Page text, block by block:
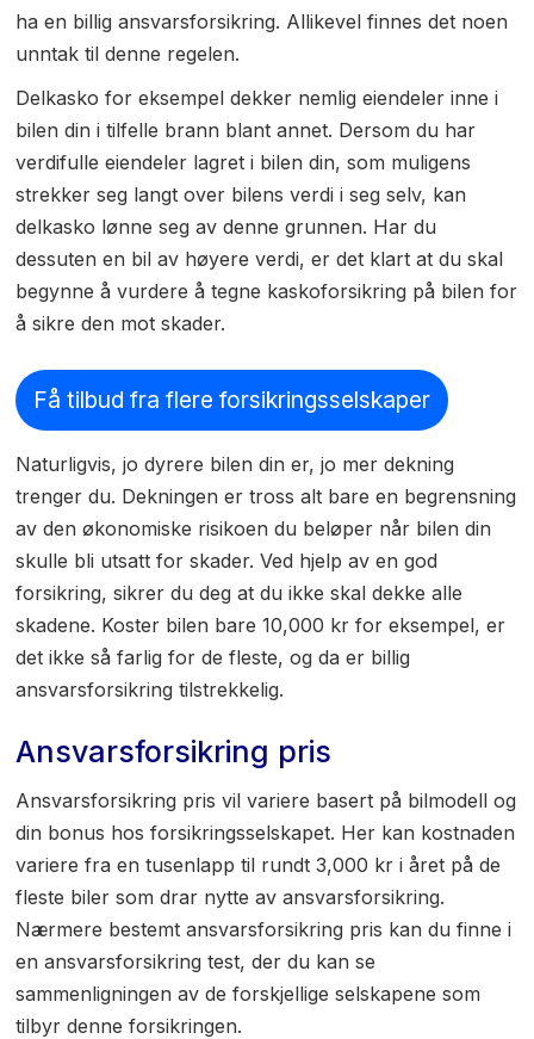
ha en billig ansvarsforsikring. Allikevel finnes det noen
unntak til denne regelen.
Delkasko for eksempel dekker nemlig eiendeler inne i
bilen din i tilfelle brann blant annet. Dersom du har
verdifulle eiendeler lagret i bilen din, som muligens
strekker seg langt over bilens verdi i seg selv, kan
delkasko lønne seg av denne grunnen. Har du
dessuten en bil av høyere verdi, er det klart at du skal
begynne å vurdere å tegne kaskoforsikring på bilen for
å sikre den mot skader.
Få tilbud fra flere forsikringsselskaper
Naturligvis, jo dyrere bilen din er, jo mer dekning
trenger du. Dekningen er tross alt bare en begrensning
av den økonomiske risikoen du beløper når bilen din
skulle bli utsatt for skader. Ved hjelp av en god
forsikring, sikrer du deg at du ikke skal dekke alle
skadene. Koster bilen bare 10,000 kr for eksempel, er
det ikke så farlig for de fleste, og da er billig
ansvarsforsikring tilstrekkelig.
Ansvarsforsikring pris
Ansvarsforsikring pris vil variere basert på bilmodell og
din bonus hos forsikringsselskapet. Her kan kostnaden
variere fra en tusenlapp til rundt 3,000 kr i året på de
fleste biler som drar nytte av ansvarsforsikring.
Nærmere bestemt ansvarsforsikring pris kan du finne i
en ansvarsforsikring test, der du kan se
sammenligningen av de forskjellige selskapene som
tilbyr denne forsikringen.